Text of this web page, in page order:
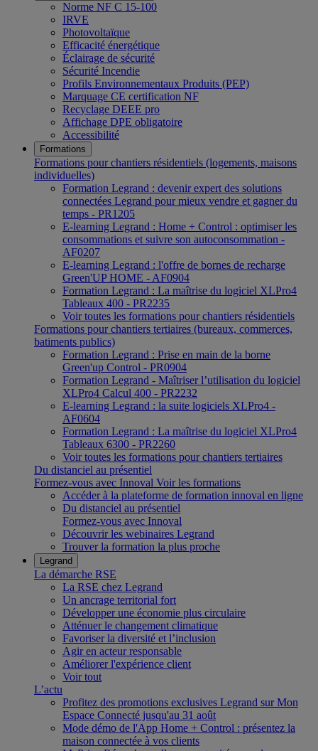
Norme NF C 15-100
IRVE
Photovoltaïque
Efficacité énergétique
Éclairage de sécurité
Sécurité Incendie
Profils Environnementaux Produits (PEP)
Marquage CE certification NF
Recyclage DEEE pro
Affichage DPE obligatoire
Accessibilité
Formations
Formations pour chantiers résidentiels (logements, maisons
individuelles)
Formation Legrand : devenir expert des solutions
connectées Legrand pour mieux vendre et gagner du
temps - PR1205
E-learning Legrand : Home + Control : optimiser les
consommations et suivre son autoconsommation -
AF0207
E-learning Legrand : l'offre de bornes de recharge
Green'UP HOME - AF0904
Formation Legrand : La maîtrise du logiciel XLPro4
Tableaux 400 - PR2235
Voir toutes les formations pour chantiers résidentiels
Formations pour chantiers tertiaires (bureaux, commerces,
batiments publics)
Formation Legrand : Prise en main de la borne
Green'up Control - PR0904
Formation Legrand - Maîtriser l’utilisation du logiciel
XLPro4 Calcul 400 - PR2232
E-learning Legrand : la suite logiciels XLPro4 -
AF0604
Formation Legrand : La maîtrise du logiciel XLPro4
Tableaux 6300 - PR2260
Voir toutes les formations pour chantiers tertiaires
Du distanciel au présentiel
Formez-vous avec Innoval Voir les formations
Accéder à la plateforme de formation innoval en ligne
Du distanciel au présentiel
Formez-vous avec Innoval
Découvrir les webinaires Legrand
Trouver la formation la plus proche
Legrand
La démarche RSE
La RSE chez Legrand
Un ancrage territorial fort
Développer une économie plus circulaire
Atténuer le changement climatique
Favoriser la diversité et l’inclusion
Agir en acteur responsable
Améliorer l'expérience client
Voir tout
L’actu
Profitez des promotions exclusives Legrand sur Mon
Espace Connecté jusqu'au 31 août
Mode démo de l'App Home + Control : présentez la
maison connectée à vos clients